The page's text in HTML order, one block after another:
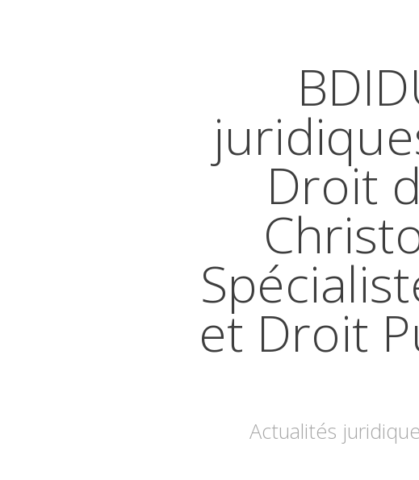
Droit
et Droit
Actualités